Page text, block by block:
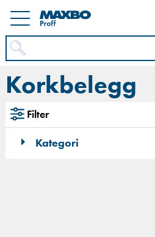
Korkbelegg
Filter
Kategori